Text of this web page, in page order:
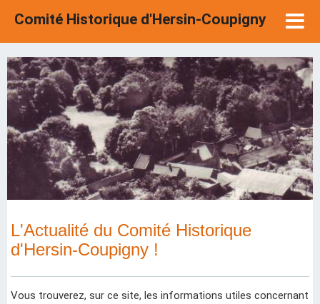
Comité Historique d'Hersin-Coupigny
L'Actualité du Comité Historique
d'Hersin-Coupigny !
Vous trouverez, sur ce site, les informations utiles concernant